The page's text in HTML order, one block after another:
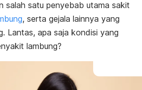
salah satu penyebab utama sakit
, serta gejala lainnya yang
Lantas, apa saja kondisi yang
lambung?